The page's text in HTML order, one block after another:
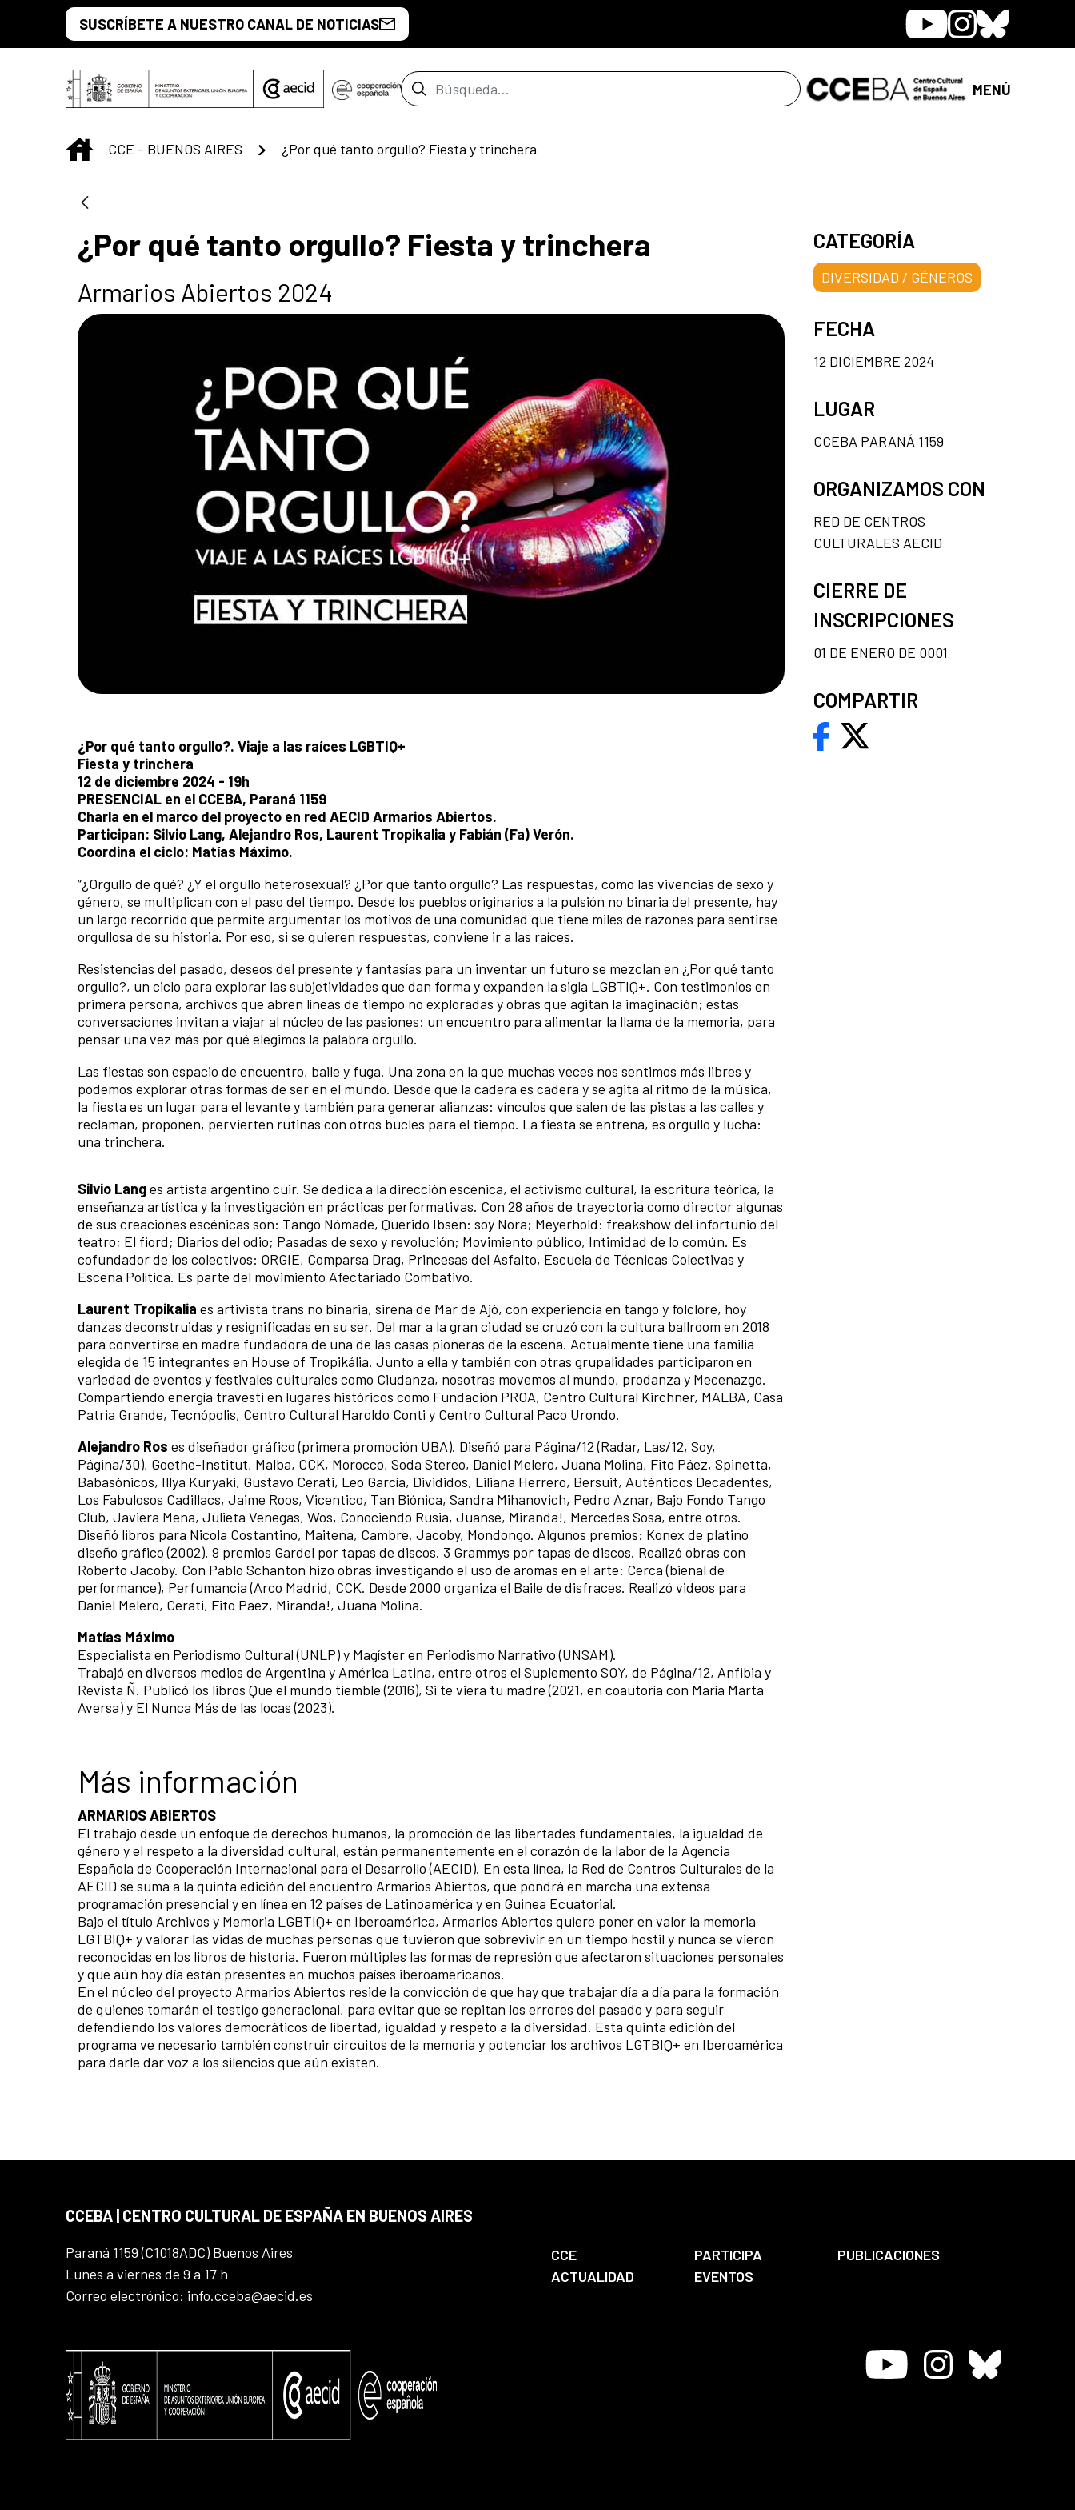
Saltar al contenido principal
SUSCRÍBETE A NUESTRO CANAL DE NOTICIAS YoutubeInstagram
Bluesky
Barra de búsqueda MENÚ
INICIO
CCE - BUENOS AIRES ¿Por qué tanto orgullo? Fiesta y trinchera
¿Por qué tanto orgullo? Fiesta y trinchera
Armarios Abiertos 2024
¿Por qué tanto orgullo?. Viaje a las raíces LGBTIQ+
Fiesta y trinchera
12 de diciembre 2024 - 19h
PRESENCIAL en el CCEBA, Paraná 1159
Charla en el marco del proyecto en red AECID Armarios Abiertos.
Participan: Silvio Lang, Alejandro Ros, Laurent Tropikalia y Fabián (Fa) Verón.
Coordina el ciclo: Matías Máximo.
“¿Orgullo de qué? ¿Y el orgullo heterosexual? ¿Por qué tanto orgullo? Las respuestas, como las vivencias de sexo y
género, se multiplican con el paso del tiempo. Desde los pueblos originarios a la pulsión no binaria del presente, hay
un largo recorrido que permite argumentar los motivos de una comunidad que tiene miles de razones para sentirse
orgullosa de su historia. Por eso, si se quieren respuestas, conviene ir a las raíces.
Resistencias del pasado, deseos del presente y fantasías para un inventar un futuro se mezclan en ¿Por qué tanto
orgullo?, un ciclo para explorar las subjetividades que dan forma y expanden la sigla LGBTIQ+. Con testimonios en
primera persona, archivos que abren líneas de tiempo no exploradas y obras que agitan la imaginación; estas
conversaciones invitan a viajar al núcleo de las pasiones: un encuentro para alimentar la llama de la memoria, para
pensar una vez más por qué elegimos la palabra orgullo.
Las fiestas son espacio de encuentro, baile y fuga. Una zona en la que muchas veces nos sentimos más libres y
podemos explorar otras formas de ser en el mundo. Desde que la cadera es cadera y se agita al ritmo de la música,
la fiesta es un lugar para el levante y también para generar alianzas: vínculos que salen de las pistas a las calles y
reclaman, proponen, pervierten rutinas con otros bucles para el tiempo. La fiesta se entrena, es orgullo y lucha:
una trinchera.
Silvio Langes artista argentino cuir. Se dedica a la dirección escénica, el activismo cultural, la escritura teórica, la
enseñanza artística y la investigación en prácticas performativas. Con 28 años de trayectoria como director algunas
de sus creaciones escénicas son: Tango Nómade, Querido Ibsen: soy Nora; Meyerhold: freakshow del infortunio del
teatro; El fiord; Diarios del odio; Pasadas de sexo y revolución; Movimiento público, Intimidad de lo común. Es
cofundador de los colectivos: ORGIE, Comparsa Drag, Princesas del Asfalto, Escuela de Técnicas Colectivas y
Escena Política. Es parte del movimiento Afectariado Combativo.
Laurent Tropikalia es artivista trans no binaria, sirena de Mar de Ajó, con experiencia en tango y folclore, hoy
danzas deconstruidas y resignificadas en su ser. Del mar a la gran ciudad se cruzó con la cultura ballroom en 2018
para convertirse en madre fundadora de una de las casas pioneras de la escena. Actualmente tiene una familia
elegida de 15 integrantes en House of Tropikália. Junto a ella y también con otras grupalidades participaron en
variedad de eventos y festivales culturales como Ciudanza, nosotras movemos al mundo, prodanza y Mecenazgo.
Compartiendo energía travesti en lugares históricos como Fundación PROA, Centro Cultural Kirchner, MALBA, Casa
Patria Grande, Tecnópolis, Centro Cultural Haroldo Conti y Centro Cultural Paco Urondo.
Alejandro Ros es diseñador gráfico (primera promoción UBA). Diseñó para Página/12 (Radar, Las/12, Soy,
Página/30), Goethe-Institut, Malba, CCK, Morocco, Soda Stereo, Daniel Melero, Juana Molina, Fito Páez, Spinetta,
Babasónicos, Illya Kuryaki, Gustavo Cerati, Leo García, Divididos, Liliana Herrero, Bersuit, Auténticos Decadentes,
Los Fabulosos Cadillacs, Jaime Roos, Vicentico, Tan Biónica, Sandra Mihanovich, Pedro Aznar, Bajo Fondo Tango
Club, Javiera Mena, Julieta Venegas, Wos, Conociendo Rusia, Juanse, Miranda!, Mercedes Sosa, entre otros.
Diseñó libros para Nicola Costantino, Maitena, Cambre, Jacoby, Mondongo. Algunos premios: Konex de platino
diseño gráfico (2002). 9 premios Gardel por tapas de discos. 3 Grammys por tapas de discos. Realizó obras con
Roberto Jacoby. Con Pablo Schanton hizo obras investigando el uso de aromas en el arte: Cerca (bienal de
performance), Perfumancia (Arco Madrid, CCK. Desde 2000 organiza el Baile de disfraces. Realizó videos para
Daniel Melero, Cerati, Fito Paez, Miranda!, Juana Molina.
Matías Máximo
Especialista en Periodismo Cultural (UNLP) y Magíster en Periodismo Narrativo (UNSAM).
Trabajó en diversos medios de Argentina y América Latina, entre otros el Suplemento SOY, de Página/12, Anfibia y
Revista Ñ. Publicó los libros Que el mundo tiemble (2016), Si te viera tu madre (2021, en coautoría con María Marta
Aversa) y El Nunca Más de las locas (2023).
Más información
ARMARIOS ABIERTOS
El trabajo desde un enfoque de derechos humanos, la promoción de las libertades fundamentales, la igualdad de
género y el respeto a la diversidad cultural, están permanentemente en el corazón de la labor de la Agencia
Española de Cooperación Internacional para el Desarrollo (AECID). En esta línea, la Red de Centros Culturales de la
AECID se suma a la quinta edición del encuentro Armarios Abiertos, que pondrá en marcha una extensa
programación presencial y en línea en 12 países de Latinoamérica y en Guinea Ecuatorial.
Bajo el título Archivos y Memoria LGBTIQ+ en Iberoamérica, Armarios Abiertos quiere poner en valor la memoria
LGTBIQ+ y valorar las vidas de muchas personas que tuvieron que sobrevivir en un tiempo hostil y nunca se vieron
reconocidas en los libros de historia. Fueron múltiples las formas de represión que afectaron situaciones personales
y que aún hoy día están presentes en muchos países iberoamericanos.
En el núcleo del proyecto Armarios Abiertos reside la convicción de que hay que trabajar día a día para la formación
de quienes tomarán el testigo generacional, para evitar que se repitan los errores del pasado y para seguir
defendiendo los valores democráticos de libertad, igualdad y respeto a la diversidad. Esta quinta edición del
programa ve necesario también construir circuitos de la memoria y potenciar los archivos LGTBIQ+ en Iberoamérica
para darle dar voz a los silencios que aún existen.
CATEGORÍA
DIVERSIDAD / GÉNEROS
FECHA
12 DICIEMBRE 2024
LUGAR
CCEBA PARANÁ 1159
ORGANIZAMOS CON
RED DE CENTROS
CULTURALES AECID
CIERRE DE
INSCRIPCIONES
01 DE ENERO DE 0001
COMPARTIR
CCEBA | CENTRO CULTURAL DE ESPAÑA EN BUENOS AIRES
Paraná 1159 (C1018ADC) Buenos Aires
Lunes a viernes de 9 a 17 h
Correo electrónico: info.cceba@aecid.es
CCE PARTICIPA
PUBLICACIONES
ACTUALIDAD
EVENTOS
Youtube InstagramBluesky